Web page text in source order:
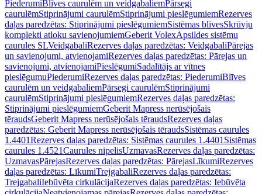
PiederumiBlīves caurulēm un veidgabaliemPārsegi
caurulēmStiprinājumi caurulēmStiprinājumi pieslēgumiemRezerves
daļas paredzētas: Stiprinājumi pieslēgumiemSistēmas blīvesSkrūvju
komplekti atloku savienojumiemGeberit VolexApsildes sistēmu
caurules SLVeidgabaliRezerves daļas paredzētas: VeidgabaliPārejas
un savienojumi, atvienojamiRezerves daļas paredzētas: Pārejas un
savienojumi, atvienojamiPieslēgumiSadalītājs ar vītnes
pieslēgumuPiederumiRezerves daļas paredzētas: PiederumiBlīves
caurulēm un veidgabaliemPārsegi caurulēmStiprinājumi
caurulēmStiprinājumi pieslēgumiemRezerves daļas paredzētas:
Stiprinājumi pieslēgumiemGeberit Mapress nerūsējošais
tēraudsGeberit Mapress nerūsējošais tēraudsRezerves daļas
paredzētas: Geberit Mapress nerūsējošais tēraudsSistēmas caurules
1.4401Rezerves daļas paredzētas: Sistēmas caurules 1.4401 Sistēmas
caurules 1.4521Caurules nipelisUzmavasRezerves daļas paredzētas:
UzmavasPārejasRezerves daļas paredzētas: PārejasLīkumiRezerves
daļas paredzētas: LīkumiTrejgabaliRezerves daļas paredzētas:
TrejgabaliIebūvēta cirkulācijaRezerves daļas paredzētas: Iebūvēta